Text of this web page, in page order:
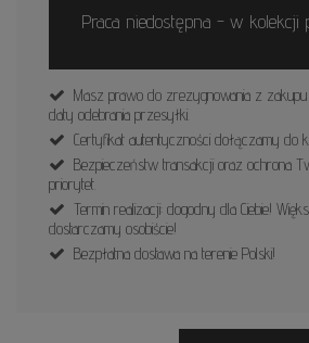
Praca niedostępna - w kolekcji
Masz prawo do zrezygnowania z
daty odebrania przesyłki.
Certyfikat autentyczności dołączamy do
Bezpieczeństw transakcji oraz ochrona
priorytet.
Termin realizacji: dogodny dla Ciebie!
dostarczamy osobiście!
Bezpłatna dostawa na terenie Polski!